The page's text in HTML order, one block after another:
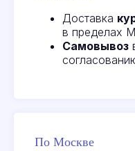
Доставка
в пределах
Самовывоз
По Москве